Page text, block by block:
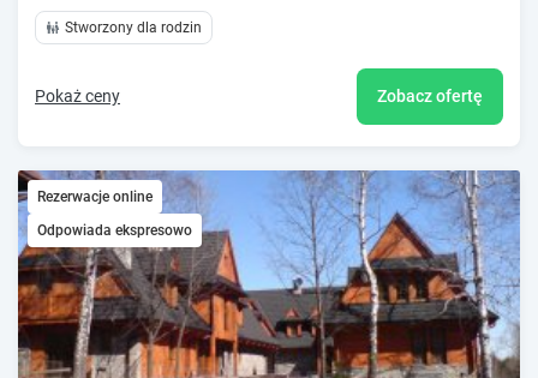
Stworzony dla rodzin
Pokaż ceny Zobacz ofertę
Rezerwacje online
Odpowiada ekspresowo